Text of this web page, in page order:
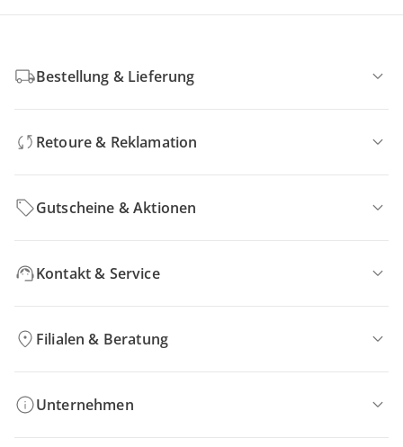
Bestellung & Lieferung
Retoure & Reklamation
Gutscheine & Aktionen
Kontakt & Service
Filialen & Beratung
Unternehmen